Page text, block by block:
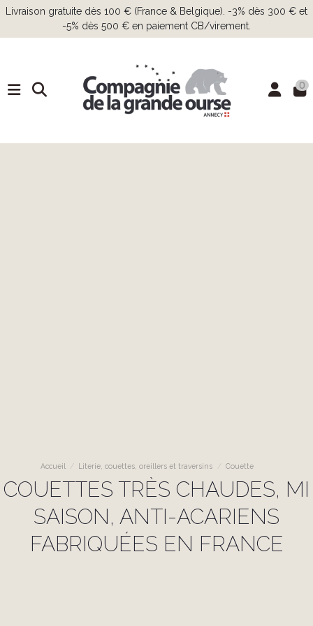
Livraison gratuite dès 100 € (France & Belgique). -3% dès 300 € et
-5% dès 500 € en paiement CB/virement.
0
Accueil Literie, couettes, oreillers et traversins Couette
COUETTES TRÈS CHAUDES, MI
SAISON, ANTI-ACARIENS
FABRIQUÉES EN FRANCE